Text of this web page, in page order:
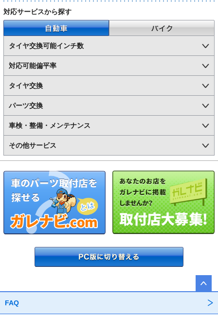
対応サービスから探す
自動車
タイヤ交換可能インチ数
対応可能偏平率
タイヤ交換
パーツ交換
車検・整備・メンテナンス
その他サービス
FAQ